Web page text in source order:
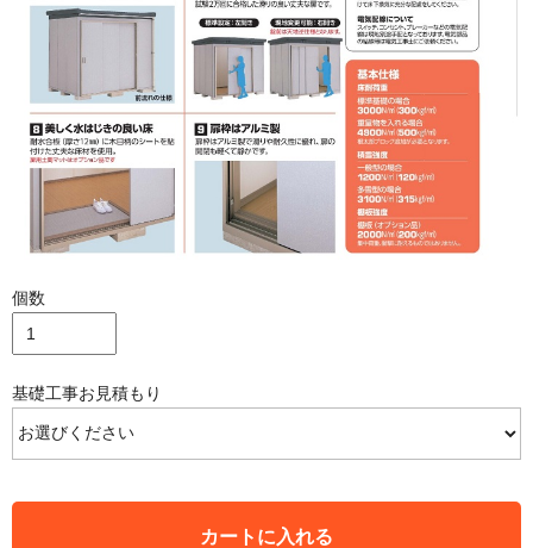
個数
基礎工事お見積もり
カートに入れる